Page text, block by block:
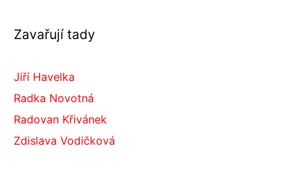
Zavařují tady
Jiří Havelka
Radka Novotná
Radovan Křivánek
Zdislava Vodičková